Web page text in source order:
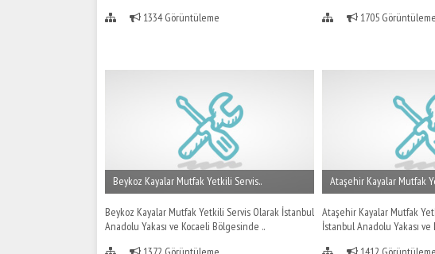
1334 Görüntüleme
1705 Görüntüleme
Beykoz Kayalar Mutfak Yetkili Servis..
Beykoz Kayalar Mutfak Yetkili Servis Olarak İstanbul
Anadolu Yakası ve Kocaeli Bölgesinde ..
Ataşehir Kayalar Mutfak
Ataşehir Kayalar Mutfak
İstanbul Anadolu Yakası